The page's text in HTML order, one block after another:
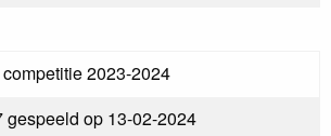
2023-2024
gespeeld op 13-02-2024